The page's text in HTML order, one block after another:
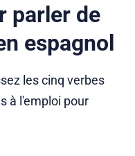
parler de
espagnol
les cinq verbes
à l'emploi pour